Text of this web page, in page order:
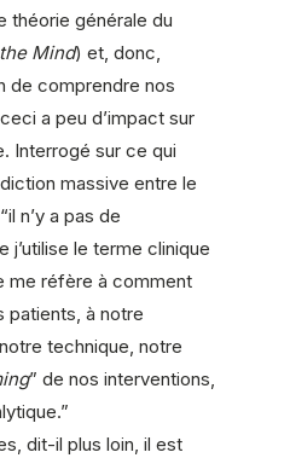
théorie générale du
Mind) et, donc,
de comprendre nos
a peu d’impact sur
Interrogé sur ce qui
massive entre le
n’y a pas de
le terme clinique
me réfère à comment
patients, à notre
technique, notre
” de nos interventions,
dit-il plus loin, il est